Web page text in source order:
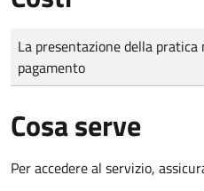
Tipo di pagamento
Importo
La presentazione della pratica
pagamento
Cosa serve
Per accedere al servizio,